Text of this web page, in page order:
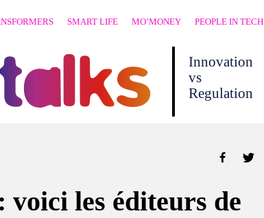
SMART LIFE MO’MONEY PEOPLE IN TECH
Innovation
vs
Regulation
voici les éditeurs de